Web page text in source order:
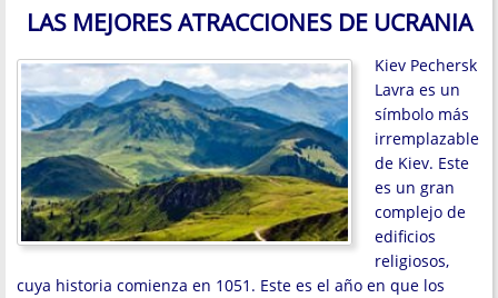
LAS MEJORES ATRACCIONES DE UCRANIA
Kiev Pechersk
Lavra es un
símbolo más
irremplazable
de Kiev. Este
es un gran
complejo de
edificios
religiosos,
cuya historia comienza en 1051. Este es el año en que los